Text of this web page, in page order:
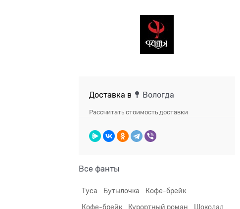
Доставка в Вологда
Рассчитать стоимость доставки
Все фанты
Туса Бутылочка Кофе-брейк
Кофе-брейк Курортный роман Шоколад